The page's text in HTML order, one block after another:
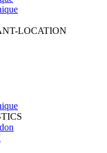
LOCATION